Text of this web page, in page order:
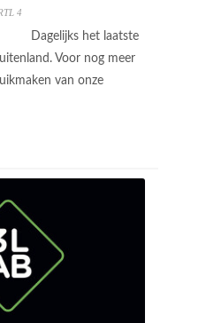
4
Dagelijks het laatste
Voor nog meer
van onze